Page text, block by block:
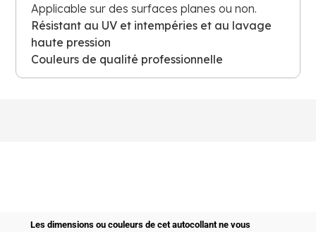
Applicable sur des surfaces planes ou non.
Résistant au UV et intempéries et au lavage
haute pression
Couleurs de qualité professionnelle
Les dimensions ou couleurs de cet autocollant ne vous